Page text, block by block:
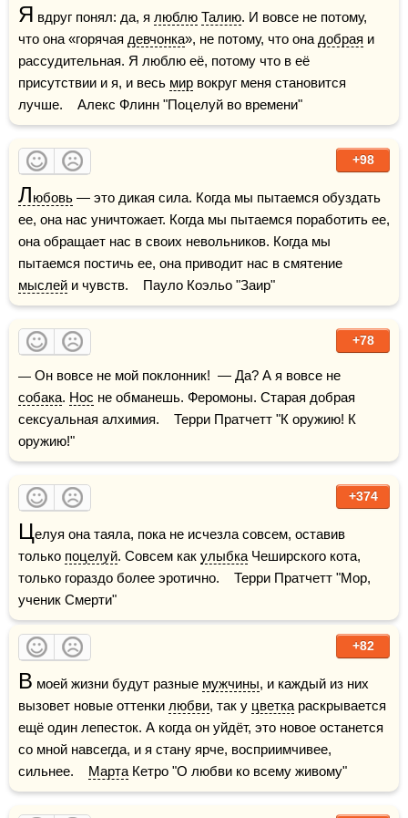
Я вдруг понял: да, я люблю Талию. И вовсе не потому,
что она «горячая девчонка», не потому, что она добрая и
рассудительная. Я люблю её, потому что в её
присутствии и я, и весь мир вокруг меня становится
лучше.    Алекс Флинн "Поцелуй во времени"
+98
Любовь — это дикая сила. Когда мы пытаемся обуздать
ее, она нас уничтожает. Когда мы пытаемся поработить ее,
она обращает нас в своих невольников. Когда мы
мыслей и чувств.    Пауло Коэльо "Заир"
+78
собака. Нос не обманешь. Феромоны. Старая добрая
сексуальная алхимия.    Терри Пратчетт "К оружию! К
оружию!"
+374
Целуя она таяла, пока не исчезла совсем, оставив
только поцелуй. Совсем как улыбка Чеширского кота,
только гораздо более эротично.    Терри Пратчетт "Мор,
ученик Смерти"
+82
В моей жизни будут разные мужчины, и каждый из них
вызовет новые оттенки любви, так у цветка раскрывается
ещё один лепесток. А когда он уйдёт, это новое останется
со мной навсегда, и я стану ярче, восприимчивее,
сильнее. Марта Кетро "О любви ко всему живому"